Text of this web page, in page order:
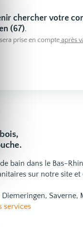
chercher votre
(67).
prise en compteaprès
bain dans le Bas-
sur notre site et
Saverne,
services